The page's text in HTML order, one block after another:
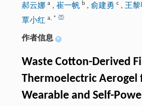
郝云娜 a , 崔一帆 b, 俞建勇 c, 王黎
覃小红 a, *
作者信息 +
Waste Cotton-Derived
Thermoelectric Aerogel
Wearable and Self-